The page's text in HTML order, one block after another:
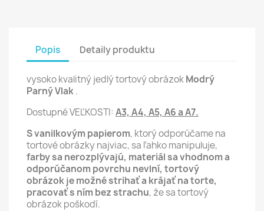
Popis Detaily produktu
vysoko kvalitný jedlý tortový obrázokModrý
Parný Vlak.
Dostupné VEĽKOSTI: A3, A4, A5, A6 a A7.
S vanilkovým papierom, ktorý odporúčame na
tortové obrázky najviac, sa ľahko manipuluje,
farby sa nerozplývajú, materiál sa vhodnom a
odporúčanom povrchu nevlní, tortový
obrázok je možné strihať a krájať na torte,
pracovať s ním bez strachu, že sa tortový
obrázok poškodí.